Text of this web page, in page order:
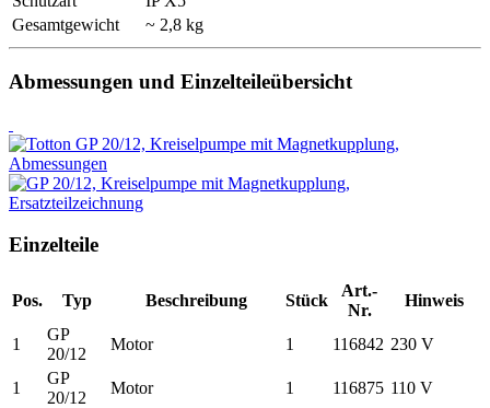
Gesamtgewicht
~ 2,8 kg
Abmessungen und Einzelteileübersicht
Einzelteile
Pos. Typ Beschreibung Stück
Art.-
Nr.
Hinweis
1
GP
20/12
Motor 1 116842 230 V
1
GP
20/12
Motor 1 116875 110 V